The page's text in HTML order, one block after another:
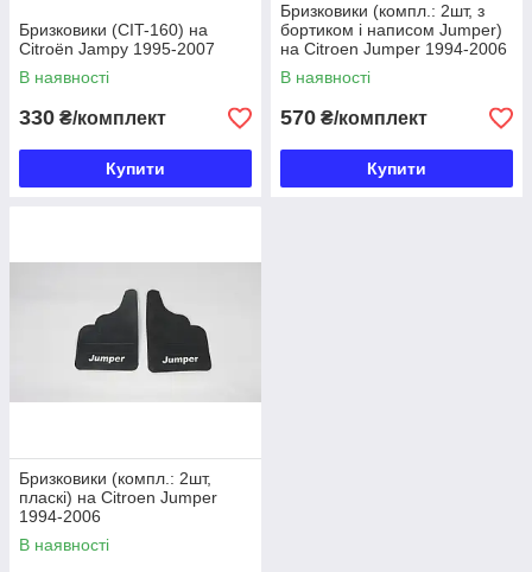
Бризковики (CIT-160) на
Citroёn Jampy 1995-2007
В наявності
330 ₴/комплект
Купити
Бризковики (компл.: 2шт, з
бортиком і написом Jumper)
на Citroen Jumper 1994-2006
В наявності
570 ₴/комплект
Купити
Бризковики (компл.: 2шт,
пласкі) на Citroen Jumper
1994-2006
В наявності